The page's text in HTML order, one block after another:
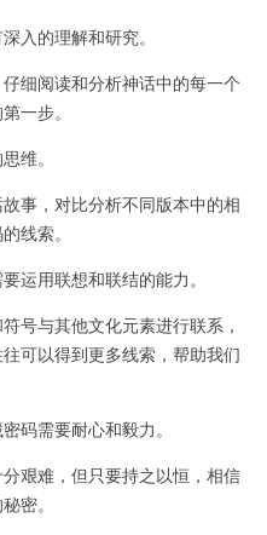
的理解和研究。
细阅读和分析神话中的每一个
一步。
维。
事，对比分析不同版本中的相
线索。
用联想和联结的能力。
与其他文化元素进行联系，
可以得到更多线索，帮助我们
需要耐心和毅力。
艰难，但只要持之以恒，相信
密。